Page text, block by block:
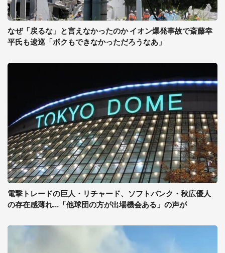
なぜ「戻るな」と言えなかったのか イオン爆発事故で斎藤幸
平氏も逡巡「ボクもできなかっただろうなあ」
電撃トレードの巨人・リチャード、ソフトバンク・秋広優人
の存在感薄れ...「他球団の方が出場機会ある」の声が